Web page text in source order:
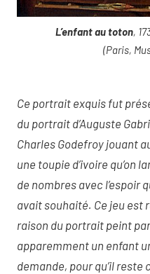
L’enfant au toton,
(Paris,
Ce portrait exquis fut
du portrait d’Auguste
Charles Godefroy jouant
une toupie d’ivoire qu’on
de nombres avec l’espoir
avait souhaité. Ce jeu est
raison du portrait peint
apparemment un enfant
demande, pour qu’il reste